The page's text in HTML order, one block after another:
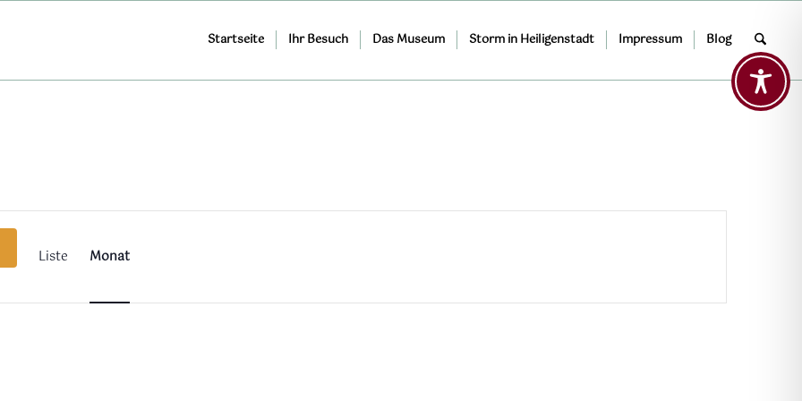
Startseite Ihr Besuch Das Museum Storm in Heiligenstadt Impressum Blog
Veranstaltung
Navigation
Liste Monat